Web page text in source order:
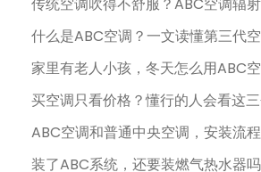
什么是ABC空调？一文读懂第三代
家里有老人小孩，冬天怎么用ABC
买空调只看价格？懂行的人会看这
ABC空调和普通中央空调，安装流
装了ABC系统，还要装燃气热水器